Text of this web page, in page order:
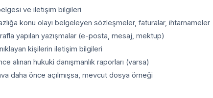
ve iletişim bilgileri
konu olayı belgeleyen sözleşmeler, faturalar, ihtarnameler
yapılan yazışmalar (e-posta, mesaj, mektup)
kişilerin iletişim bilgileri
alınan hukuki danışmanlık raporları (varsa)
daha önce açılmışsa, mevcut dosya örneği